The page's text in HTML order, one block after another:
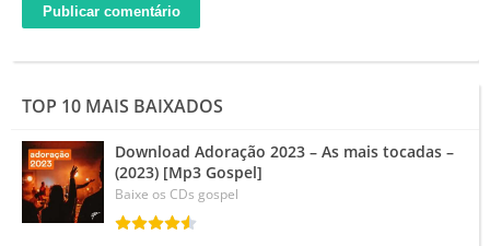
TOP 10 MAIS BAIXADOS
Download Adoração 2023 – As mais tocadas –
(2023) [Mp3 Gospel]
Baixe os CDs gospel